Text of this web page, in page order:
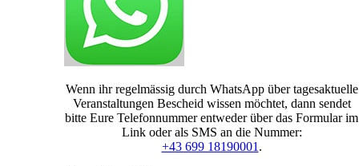
Wenn ihr regelmässig durch WhatsApp über tagesaktuelle
Veranstaltungen Bescheid wissen möchtet, dann sendet
bitte Eure Telefonnummer entweder über das Formular im
Link oder als SMS an die Nummer:
+43 699 18190001 .